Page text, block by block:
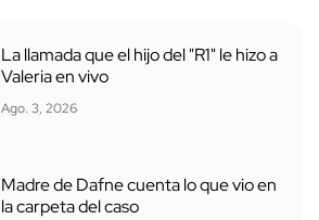
La llamada que el hijo del "R1" le hizo a
Valeria en vivo
Ago. 3, 2026
Madre de Dafne cuenta lo que vio en
la carpeta del caso